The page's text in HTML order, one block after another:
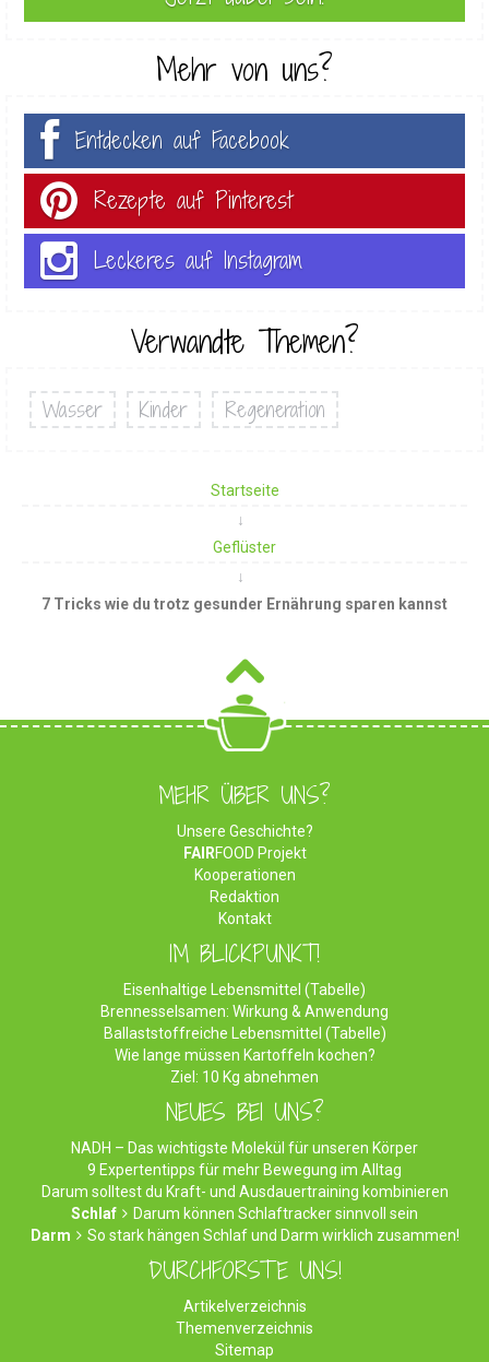
Mehr von uns?
Entdecken auf Facebook
Rezepte auf Pinterest
Leckeres auf Instagram
Verwandte Themen?
Wasser Kinder Regeneration
Startseite
Geflüster
7 Tricks wie du trotz gesunder Ernährung sparen kannst
MEHR ÜBER UNS?
Unsere Geschichte?
FAIRFOOD Projekt
Kooperationen
Redaktion
Kontakt
IM BLICKPUNKT!
Eisenhaltige Lebensmittel (Tabelle)
Brennesselsamen: Wirkung & Anwendung
Ballaststoffreiche Lebensmittel (Tabelle)
Wie lange müssen Kartoffeln kochen?
Ziel: 10 Kg abnehmen
NEUES BEI UNS?
NADH – Das wichtigste Molekül für unseren Körper
9 Expertentipps für mehr Bewegung im Alltag
Darum solltest du Kraft- und Ausdauertraining kombinieren
Schlaf
Darum können Schlaftracker sinnvoll sein
Darm
So stark hängen Schlaf und Darm wirklich zusammen!
DURCHFORSTE UNS!
Artikelverzeichnis
Themenverzeichnis
Sitemap